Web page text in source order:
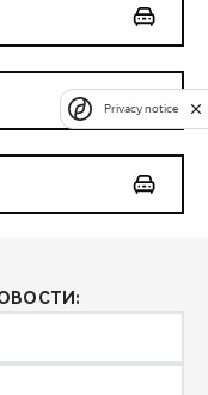
Privacy notice